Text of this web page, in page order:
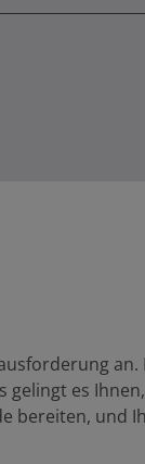
es
bereiten, und